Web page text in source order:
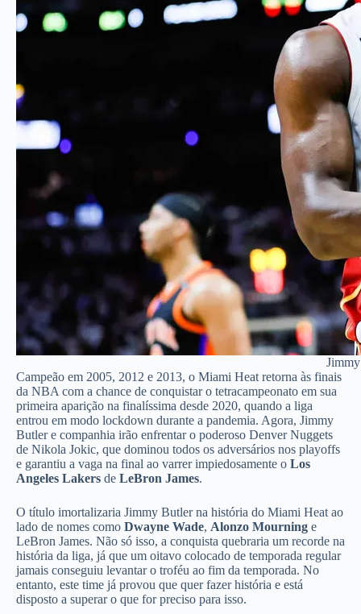
Campeão em 2005, 2012 e 2013, o Miami Heat retorna às finais
da NBA com a chance de conquistar o tetracampeonato em sua
primeira aparição na finalíssima desde 2020, quando a liga
entrou em modo lockdown durante a pandemia. Agora, Jimmy
Butler e companhia irão enfrentar o poderoso Denver Nuggets
de Nikola Jokic, que dominou todos os adversários nos playoffs
e garantiu a vaga na final ao varrer impiedosamente o Los
Angeles Lakers de LeBron James.
O título imortalizaria Jimmy Butler na história do Miami Heat ao
lado de nomes como Dwayne Wade, Alonzo Mourning e
LeBron James. Não só isso, a conquista quebraria um recorde na
história da liga, já que um oitavo colocado de temporada regular
jamais conseguiu levantar o troféu ao fim da temporada. No
entanto, este time já provou que quer fazer história e está
disposto a superar o que for preciso para isso.